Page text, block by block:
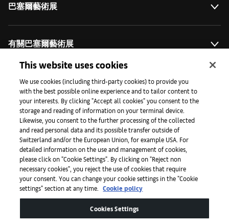
巴塞爾藝術展
有關巴塞爾藝術展
藝術拓展計劃
媒體專區
手機程式
法律條款
This website uses cookies
We use cookies (including third-party cookies) to provide you
with the best possible online experience and to tailor content to
your interests. By clicking "Accept all cookies" you consent to the
storage and reading of information on your terminal device.
Likewise, you consent to the further processing of the collected
and read personal data and its possible transfer outside of
Switzerland and/or the European Union, for example USA. For
detailed information on the use and management of cookies,
please click on "Cookie Settings". By clicking on "Reject non
necessary cookies", you reject the use of cookies that require
your consent. You can change your cookie settings in the "Cookie
settings" section at any time.
Cookie policy
Cookies Settings